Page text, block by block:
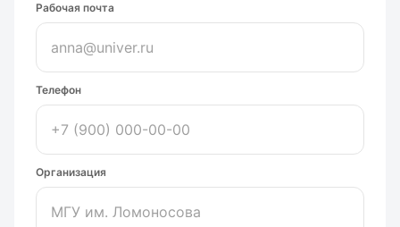
Рабочая почта
Телефон
Организация